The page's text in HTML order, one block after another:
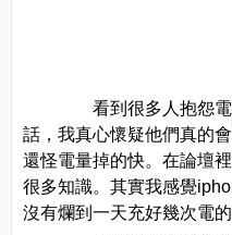
看到很多人抱怨電
話，我真心懷疑他們真的
還怪電量掉的快。在論壇
很多知識。其實我感覺
沒有爛到一天充好幾次電的